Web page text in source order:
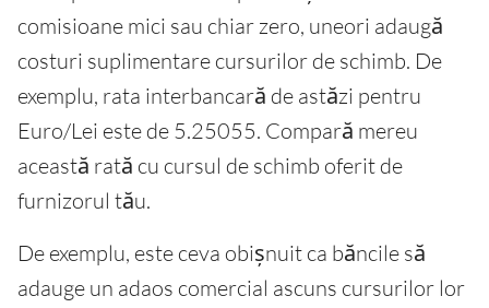
comisioane mici sau chiar zero, uneori adaugă
costuri suplimentare cursurilor de schimb. De
exemplu, rata interbancară de astăzi pentru
Euro/Lei este de 5.25055. Compară mereu
această rată cu cursul de schimb oferit de
furnizorul tău.
De exemplu, este ceva obișnuit ca băncile să
adauge un adaos comercial ascuns cursurilor lor